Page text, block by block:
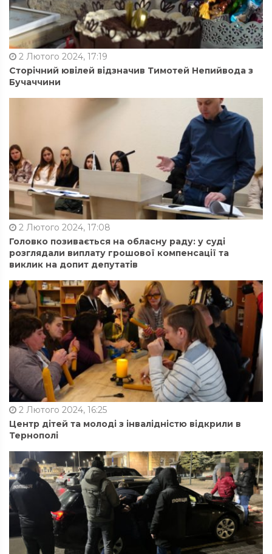
2 Лютого 2024, 17:19
Сторічний ювілей відзначив Тимотей Непийвода з
Бучаччини
2 Лютого 2024, 17:08
Головко позивається на обласну раду: у суді
розглядали виплату грошової компенсації та
виклик на допит депутатів
2 Лютого 2024, 16:25
Центр дітей та молоді з інвалідністю відкрили в
Тернополі